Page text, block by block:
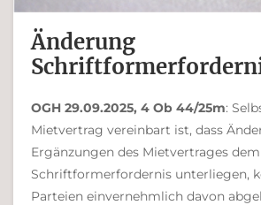
Änderung
OGH 29.09.2025, 4 Ob 44/25m:
Mietvertrag vereinbart ist, dass
Ergänzungen des Mietvertrages dem
Schriftformerfordernis unterliegen,
Parteien einvernehmlich davon